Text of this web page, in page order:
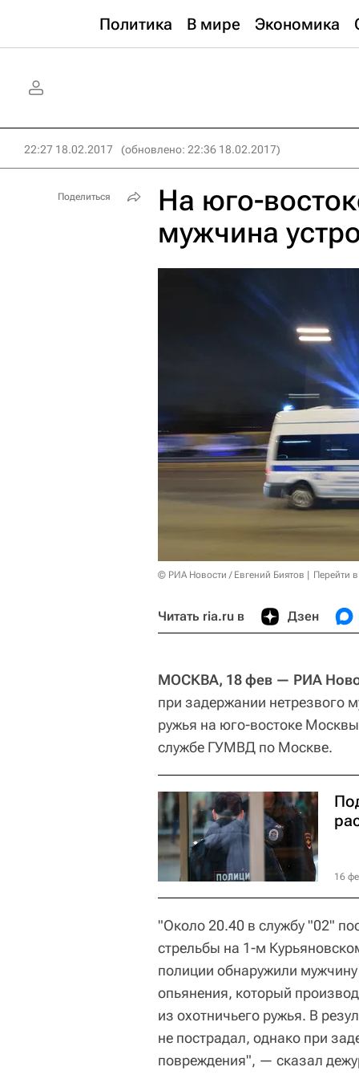
Политика В мире Экономика
22:27 18.02.2017 (обновлено: 22:36 18.02.2017)
На юго-
мужчина
© РИА Новости / Евгений Биятов Перейти
Читать ria.ru в Дзен
МОСКВА, 18 фев — РИА
при задержании нетрезвого
ружья на юго-востоке
службе ГУМВД по Москве.
16
"Около 20.40 в службу "02"
стрельбы на 1-м
полиции обнаружили
опьянения, который
из охотничьего ружья. В
не пострадал, однако при
повреждения", — сказал
Поделиться